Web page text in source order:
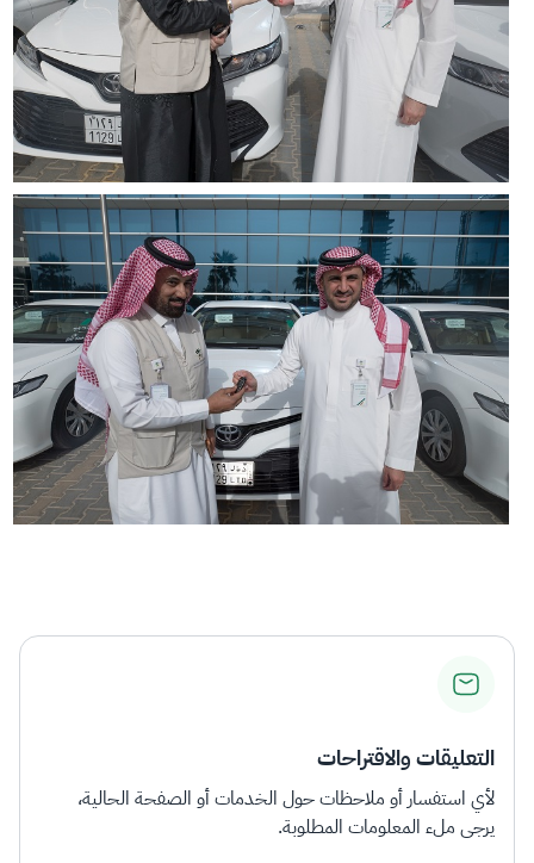
التعليقات والاقتراحات
لأي استفسار أو ملاحظات حول الخدمات أو الصفحة الحالية،
يرجى ملء المعلومات المطلوبة.